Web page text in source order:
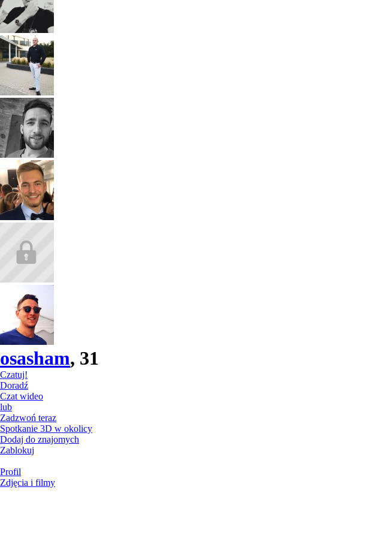
osasham, 31
Czatuj!
Doradź
Czat wideo
lub
Zadzwoń teraz
Spotkanie 3D w okolicy
Dodaj do znajomych
Zablokuj
Profil
Zdjęcia i filmy